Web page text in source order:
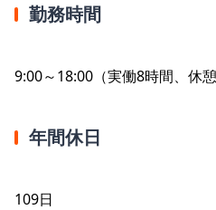
勤務時間
9:00～18:00（実働8時間、休憩
年間休日
109日